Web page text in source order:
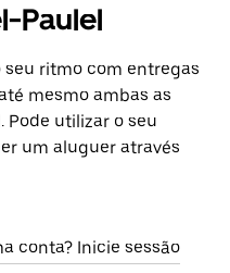
Paulel
ritmo com entregas
mesmo ambas as
Pode utilizar o seu
um aluguer através
conta? Inicie sessão